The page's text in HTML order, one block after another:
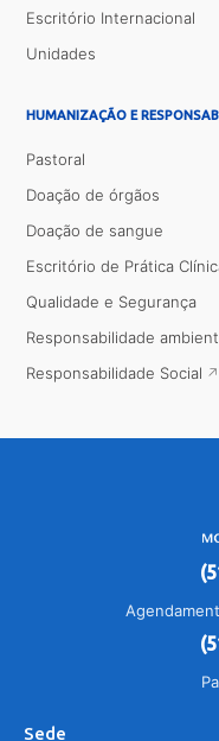
Escritório Internacional
Unidades
HUMANIZAÇÃO E
Pastoral
Doação de órgãos
Doação de sangue
Escritório de Prática
Qualidade e Segurança
Responsabilidade
Responsabilidade Social
Sede